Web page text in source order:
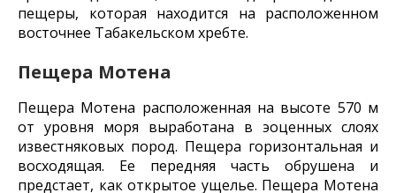
пещеры, которая находится на расположенном
восточнее Табакельском хребте.
Пещера Мотена
Пещера Мотена расположенная на высоте 570 м
от уровня моря выработана в эоценных слоях
известняковых пород. Пещера горизонтальная и
восходящая. Ее передняя часть обрушена и
предстает, как открытое ущелье. Пещера Мотена